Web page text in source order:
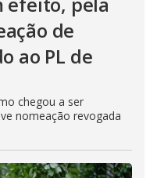
de
ao PL de
chegou a ser
nomeação revogada